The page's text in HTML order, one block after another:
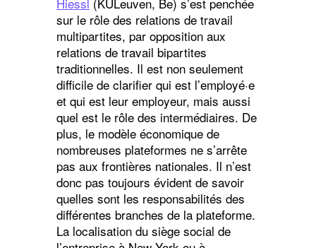
sur le rôle des relations de travail
multipartites, par opposition aux
relations de travail bipartites
traditionnelles. Il est non seulement
difficile de clarifier qui est l’employé·e
et qui est leur employeur, mais aussi
quel est le rôle des intermédiaires. De
plus, le modèle économique de
nombreuses plateformes ne s’arrête
pas aux frontières nationales. Il n’est
donc pas toujours évident de savoir
quelles sont les responsabilités des
différentes branches de la plateforme.
La localisation du siège social de